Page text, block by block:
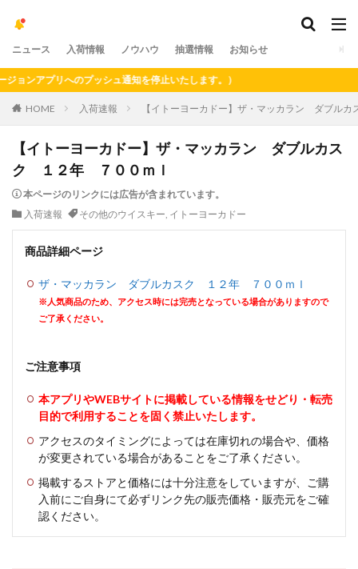
ニュース 入荷情報 ノウハウ 抽選情報 お知らせ
プリへのプッシュ通知を停止いたします。）
HOME 入荷速報 【イトーヨーカドー】ザ・マッカラン ダブル
【イトーヨーカドー】ザ・マッカラン ダブルカス
ク １２年 ７００ｍｌ
本ページのリンクには広告が含まれています。
入荷速報
その他のウイスキー, イトーヨーカドー
商品詳細ページ
ザ・マッカラン ダブルカスク １２年 ７００ｍｌ
※人気商品のため、アクセス時には完売となっている場合がありますので
ご了承ください。
ご注意事項
本アプリやWEBサイトに掲載している情報をせどり・転売
目的で利用することを固く禁止いたします。
アクセスのタイミングによっては在庫切れの場合や、価格
が変更されている場合があることをご了承ください。
掲載するストアと価格には十分注意をしていますが、ご購
入前にご自身にて必ずリンク先の販売価格・販売元をご確
認ください。